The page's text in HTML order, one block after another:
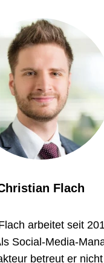
Flach
arbeitet seit
Social-Media-
betreut er